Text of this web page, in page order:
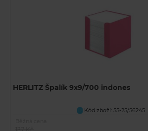
HERLITZ Špalík 9x9/700 indones
U Kód zboží: 55-25/56245